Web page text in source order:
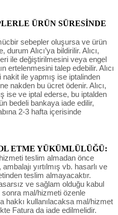
ÜRÜN SÜRESİNDE
sebepler oluşursa ve ürün
Alıcı’ya bildirilir. Alıcı,
ile değiştirilmesini veya engel
ertelenmesini talep edebilir. Alıcı
ile yapmış ise iptalinden
nakden bu ücret ödenir. Alıcı,
ise ve iptal ederse, bu iptalden
bedeli bankaya iade edilir,
2-3 hafta içerisinde
ETME YÜKÜMLÜLÜĞÜ:
teslim almadan önce
yırtılmış vb. hasarlı ve
teslim almayacaktır.
ve sağlam olduğu kabul
mal/hizmeti özenle
hakkı kullanılacaksa mal/hizmet
Fatura da iade edilmelidir.